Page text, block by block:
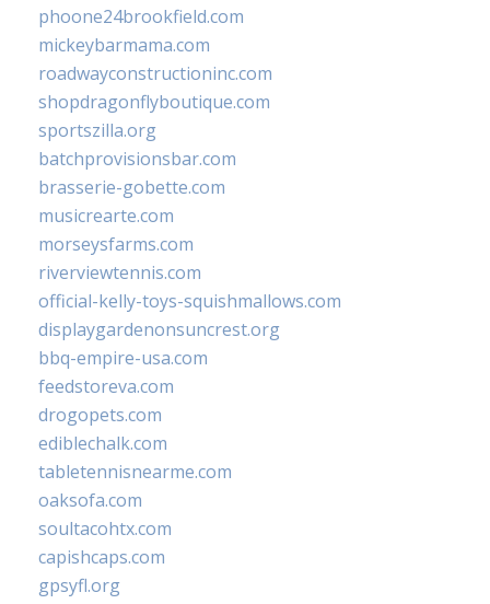
phoone24brookfield.com
mickeybarmama.com
roadwayconstructioninc.com
shopdragonflyboutique.com
sportszilla.org
batchprovisionsbar.com
brasserie-gobette.com
musicrearte.com
morseysfarms.com
riverviewtennis.com
official-kelly-toys-squishmallows.com
displaygardenonsuncrest.org
bbq-empire-usa.com
feedstoreva.com
drogopets.com
ediblechalk.com
tabletennisnearme.com
oaksofa.com
soultacohtx.com
capishcaps.com
gpsyfl.org